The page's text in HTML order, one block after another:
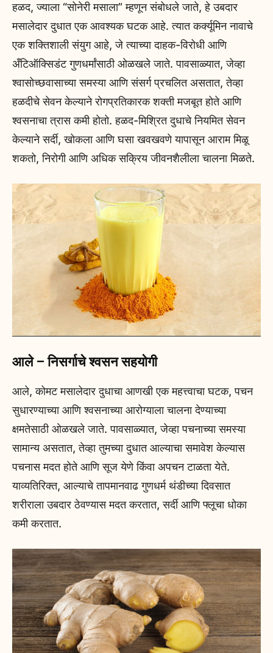
हळद, ज्याला “सोनेरी मसाला” म्हणून संबोधले जाते, हे उबदार
मसालेदार दुधात एक आवश्यक घटक आहे. त्यात कर्क्यूमिन नावाचे
एक शक्तिशाली संयुग आहे, जे त्याच्या दाहक-विरोधी आणि
अँटिऑक्सिडंट गुणधर्मांसाठी ओळखले जाते. पावसाळ्यात, जेव्हा
श्वासोच्छवासाच्या समस्या आणि संसर्ग प्रचलित असतात, तेव्हा
हळदीचे सेवन केल्याने रोगप्रतिकारक शक्ती मजबूत होते आणि
श्वसनाचा त्रास कमी होतो. हळद-मिश्रित दुधाचे नियमित सेवन
केल्याने सर्दी, खोकला आणि घसा खवखवणे यापासून आराम मिळू
शकतो, निरोगी आणि अधिक सक्रिय जीवनशैलीला चालना मिळते.
आले – निसर्गाचे श्वसन सहयोगी
आले, कोमट मसालेदार दुधाचा आणखी एक महत्त्वाचा घटक, पचन
सुधारण्याच्या आणि श्वसनाच्या आरोग्याला चालना देण्याच्या
क्षमतेसाठी ओळखले जाते. पावसाळ्यात, जेव्हा पचनाच्या समस्या
सामान्य असतात, तेव्हा तुमच्या दुधात आल्याचा समावेश केल्यास
पचनास मदत होते आणि सूज येणे किंवा अपचन टाळता येते.
याव्यतिरिक्त, आल्याचे तापमानवाढ गुणधर्म थंडीच्या दिवसात
शरीराला उबदार ठेवण्यास मदत करतात, सर्दी आणि फ्लूचा धोका
कमी करतात.